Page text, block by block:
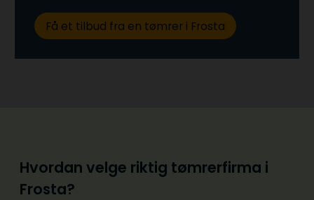
Få et tilbud fra en tømrer i Frosta
Hvordan velge riktig tømrerfirma i
Frosta?